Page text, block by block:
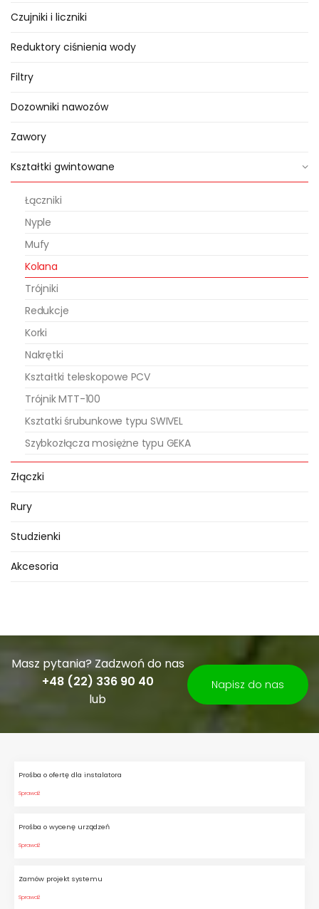
Czujniki i liczniki
Reduktory ciśnienia wody
Filtry
Dozowniki nawozów
Zawory
Kształtki gwintowane
Łączniki
Nyple
Mufy
Kolana
Trójniki
Redukcje
Korki
Nakrętki
Kształtki teleskopowe PCV
Trójnik MTT-100
Ksztatki śrubunkowe typu SWIVEL
Szybkozłącza mosiężne typu GEKA
Złączki
Rury
Studzienki
Akcesoria
Masz pytania? Zadzwoń do nas
+48 (22) 336 90 40
lub
Napisz do nas
Prośba o ofertę dla instalatora
Sprawdź
Prośba o wycenę urządzeń
Sprawdź
Zamów projekt systemu
Sprawdź